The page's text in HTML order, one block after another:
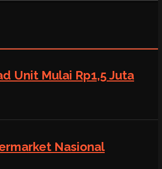
Unit Mulai Rp1,5 Juta
Nasional